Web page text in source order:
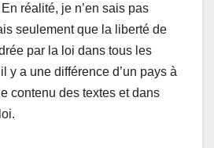
réalité, je n’en sais pas
seulement que la liberté de
par la loi dans tous les
y a une différence d’un pays à
le contenu des textes et dans